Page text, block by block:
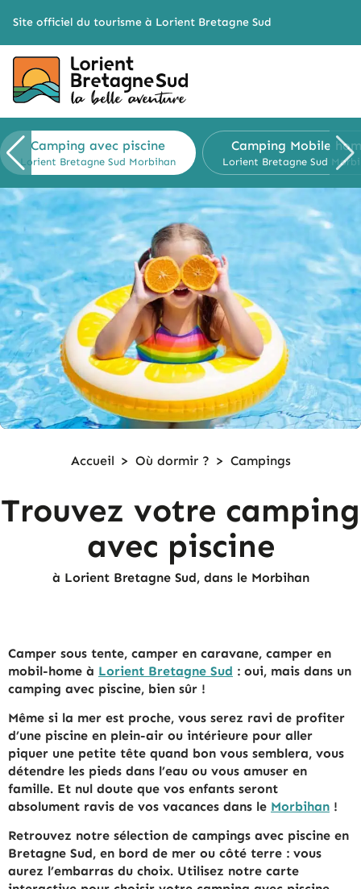
Site officiel du tourisme à Lorient Bretagne Sud
Camping avec piscine
Lorient Bretagne Sud Morbihan
Camping Mobile
Lorient Bretagne Sud
Accueil > Où dormir ? > Campings
Trouvez votre camping
avec piscine
à Lorient Bretagne Sud, dans le Morbihan
Camper sous tente, camper en caravane, camper en
mobil-home à Lorient Bretagne Sud : oui, mais dans un
camping avec piscine, bien sûr !
Même si la mer est proche, vous serez ravi de profiter
d’une piscine en plein-air ou intérieure pour aller
piquer une petite tête quand bon vous semblera, vous
détendre les pieds dans l’eau ou vous amuser en
famille. Et nul doute que vos enfants seront
absolument ravis de vos vacances dans le Morbihan !
Retrouvez notre sélection de campings avec piscine en
Bretagne Sud, en bord de mer ou côté terre : vous
aurez l’embarras du choix. Utilisez notre carte